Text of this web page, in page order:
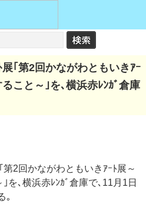
｢第2回かながわともいきｱｰ
こと～｣を､横浜赤ﾚﾝｶﾞ倉庫
2回かながわともいきｱｰﾄ展～
を､横浜赤ﾚﾝｶﾞ倉庫で､11月1日
｡